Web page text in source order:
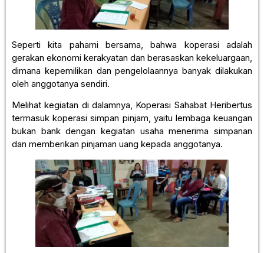
Seperti kita pahami bersama, bahwa koperasi adalah
gerakan ekonomi kerakyatan dan berasaskan kekeluargaan,
dimana kepemilikan dan pengelolaannya banyak dilakukan
oleh anggotanya sendiri.
Melihat kegiatan di dalamnya, Koperasi Sahabat Heribertus
termasuk koperasi simpan pinjam, yaitu lembaga keuangan
bukan bank dengan kegiatan usaha menerima simpanan
dan memberikan pinjaman uang kepada anggotanya.